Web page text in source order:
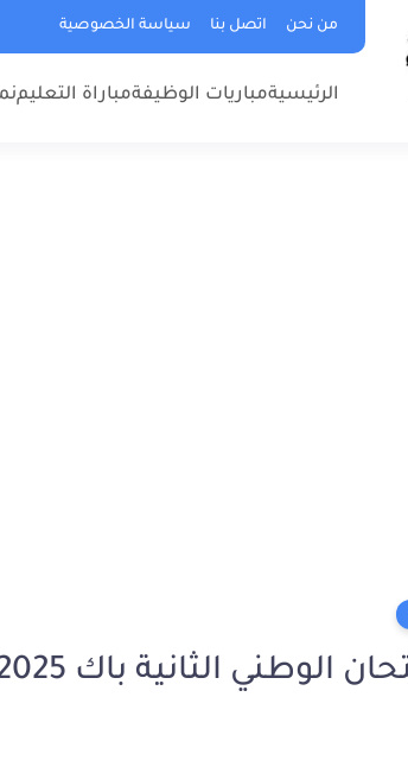
من نحن اتصل بنا سياسة الخصوصية
الرئيسيةمباريات الوظيفةمباراة التعليم
الوطني الثانية باك 2025